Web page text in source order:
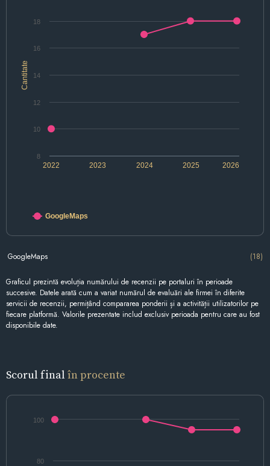
Cantitate
2022 2024 2026
2023 2025
8
10
12
14
16
18
GoogleMaps
GoogleMaps (18)
Graficul prezintă evoluția numărului de recenzii pe portaluri în perioade
succesive. Datele arată cum a variat numărul de evaluări ale firmei în diferite
servicii de recenzii, permițând compararea ponderii și a activității utilizatorilor pe
fiecare platformă. Valorile prezentate includ exclusiv perioada pentru care au fost
disponibile date.
Scorul final în procente
80
100